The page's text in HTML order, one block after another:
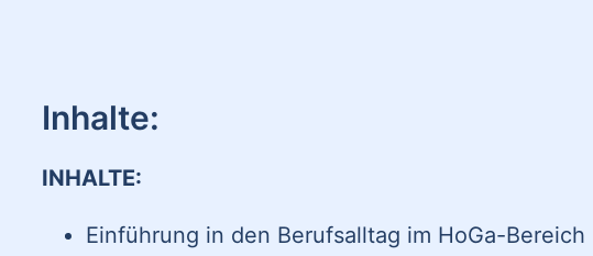
Inhalte:
INHALTE:
Einführung in den Berufsalltag im HoGa-Bereich